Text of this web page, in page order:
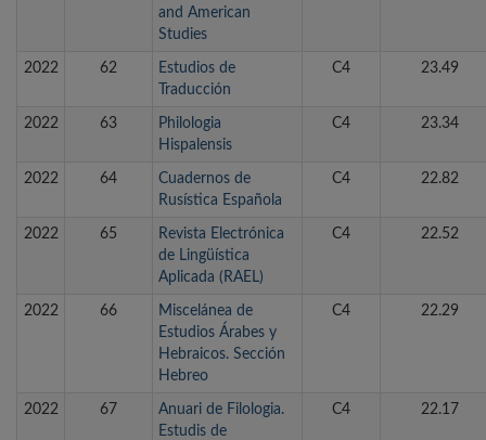
and American
Studies
2022 62
Estudios de
Traducción
C4 23.49
2022 63
Philologia
Hispalensis
C4 23.34
2022 64
Cuadernos de
Rusística Española
C4 22.82
2022 65
Revista Electrónica
de Lingüística
Aplicada (RAEL)
C4 22.52
2022 66
Miscelánea de
Estudios Árabes y
Hebraicos. Sección
Hebreo
C4 22.29
2022 67
Anuari de Filologia.
Estudis de
C4 22.17